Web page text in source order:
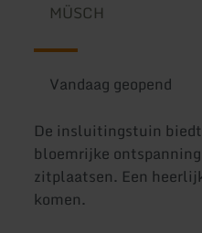
MÜSCH
Vandaag geopend
De insluitingstuin
bloemrijke
zitplaatsen. Een
komen.